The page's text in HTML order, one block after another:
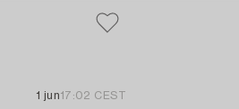
1 jun17:02 CEST